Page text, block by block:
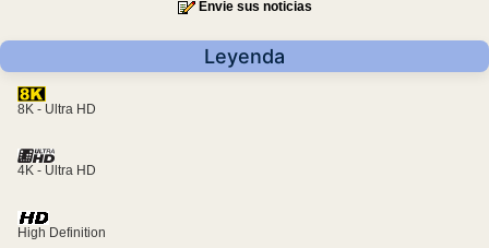
Envie sus noticias
Leyenda
8K - Ultra HD
4K - Ultra HD
High Definition